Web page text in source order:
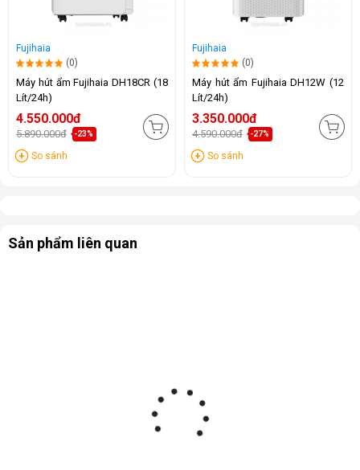
Fujihaia
(0)
Máy hút ẩm Fujihaia DH18CR (18
Lít/24h)
4.550.000đ
5.890.000đ -23%
So sánh
Fujihaia
(0)
Máy hút ẩm Fujihaia DH12W (12
Lít/24h)
3.350.000đ
4.590.000đ -27%
So sánh
Sản phẩm liên quan